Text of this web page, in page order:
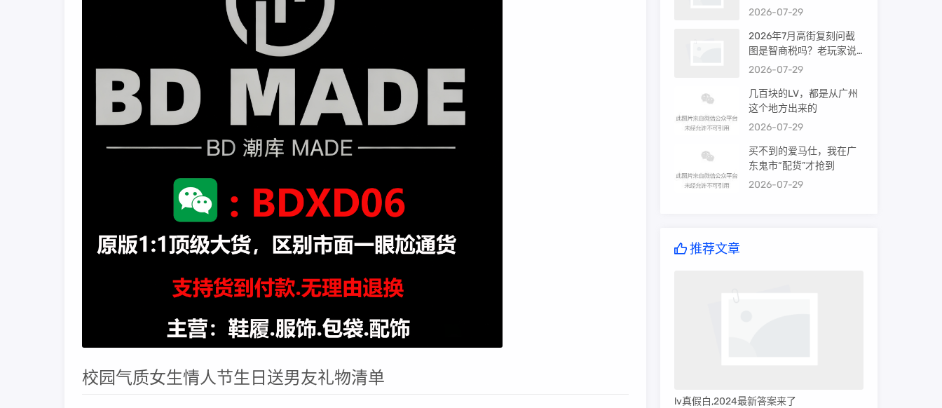
校园气质女生情人节生日送男友礼物清单
差距到底多大
2026-07-29
2026年7月高街复刻问截
图是智商税吗？老玩家说
出真相
2026-07-29
几百块的LV，都是从广州
这个地方出来的
2026-07-29
买不到的爱马仕，我在广
东鬼市“配货”才抢到
2026-07-29
推荐文章
lv真假白,2024最新答案来了